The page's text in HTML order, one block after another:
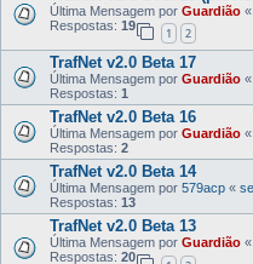
Última Mensagem por Guardião «
Respostas: 19
1 2
TrafNet v2.0 Beta 17
Última Mensagem por Guardião «
Respostas: 1
TrafNet v2.0 Beta 16
Última Mensagem por Guardião «
Respostas: 2
TrafNet v2.0 Beta 14
Última Mensagem por 579acp «
Respostas: 13
TrafNet v2.0 Beta 13
Última Mensagem por Guardião «
Respostas: 20